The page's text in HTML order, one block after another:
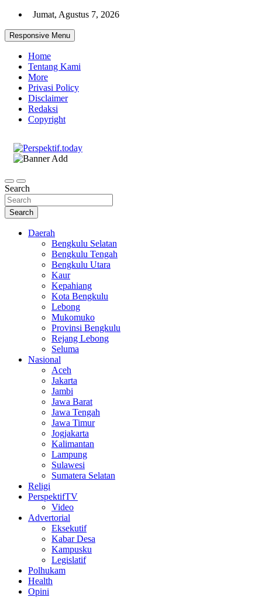
Skip
content
Jumat, Agustus 7, 2026
Responsive Menu
Home
Tentang Kami
More
Privasi Policy
Disclaimer
Redaksi
Copyright
Search
Search
Daerah
Bengkulu Selatan
Bengkulu Tengah
Bengkulu Utara
Kaur
Kepahiang
Kota Bengkulu
Lebong
Mukomuko
Provinsi Bengkulu
Rejang Lebong
Seluma
Nasional
Aceh
Jakarta
Jambi
Jawa Barat
Jawa Tengah
Jawa Timur
Jogjakarta
Kalimantan
Lampung
Sulawesi
Sumatera Selatan
Religi
PerspektifTV
Video
Advertorial
Eksekutif
Kabar Desa
Kampusku
Legislatif
Polhukam
Health
Opini